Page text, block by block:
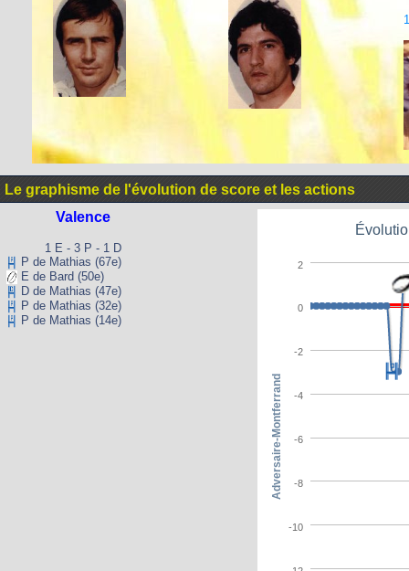
Le graphisme de l'évolution de score et les actions
Valence
1 E - 3 P - 1 D
P de Mathias (67e)
E de Bard (50e)
D de Mathias (47e)
P de Mathias (32e)
P de Mathias (14e)
-10
-8
-6
-4
-2
0
2
Adversaire-Montferrand